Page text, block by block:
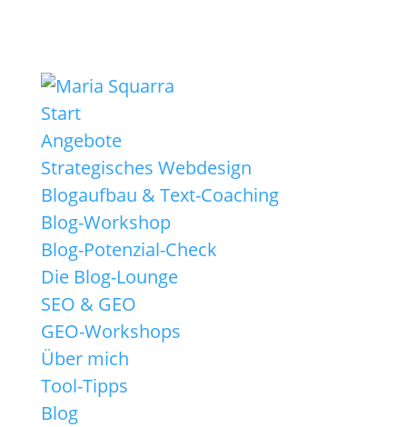
Start
Angebote
Strategisches Webdesign
Blogaufbau & Text-Coaching
Blog-Workshop
Blog-Potenzial-Check
Die Blog-Lounge
SEO & GEO
GEO-Workshops
Über mich
Tool-Tipps
Blog